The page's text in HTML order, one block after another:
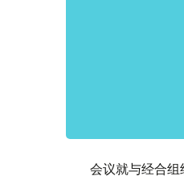
会议就与经合